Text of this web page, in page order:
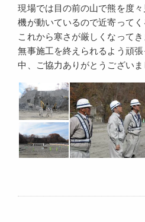
現場では目の前の山で熊を度
機が動いているので近寄ってく
これから寒さが厳しくなって
無事施工を終えられるよう頑
中、ご協力ありがとうございま